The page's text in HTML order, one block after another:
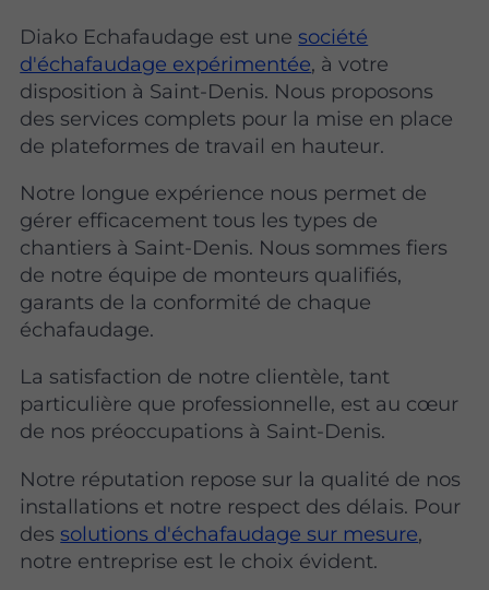
Diako Echafaudage est une société
d'échafaudage expérimentée, à votre
disposition à Saint-Denis. Nous proposons
des services complets pour la mise en place
de plateformes de travail en hauteur.
Notre longue expérience nous permet de
gérer efficacement tous les types de
chantiers à Saint-Denis. Nous sommes fiers
de notre équipe de monteurs qualifiés,
garants de la conformité de chaque
échafaudage.
La satisfaction de notre clientèle, tant
particulière que professionnelle, est au cœur
de nos préoccupations à Saint-Denis.
Notre réputation repose sur la qualité de nos
installations et notre respect des délais. Pour
dessolutions d'échafaudage sur mesure,
notre entreprise est le choix évident.